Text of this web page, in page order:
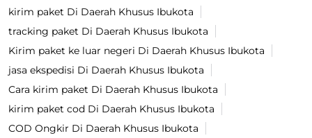
kirim paket Di Daerah Khusus Ibukota
tracking paket Di Daerah Khusus Ibukota
Kirim paket ke luar negeri Di Daerah Khusus Ibukota
jasa ekspedisi Di Daerah Khusus Ibukota
Cara kirim paket Di Daerah Khusus Ibukota
kirim paket cod Di Daerah Khusus Ibukota
COD Ongkir Di Daerah Khusus Ibukota